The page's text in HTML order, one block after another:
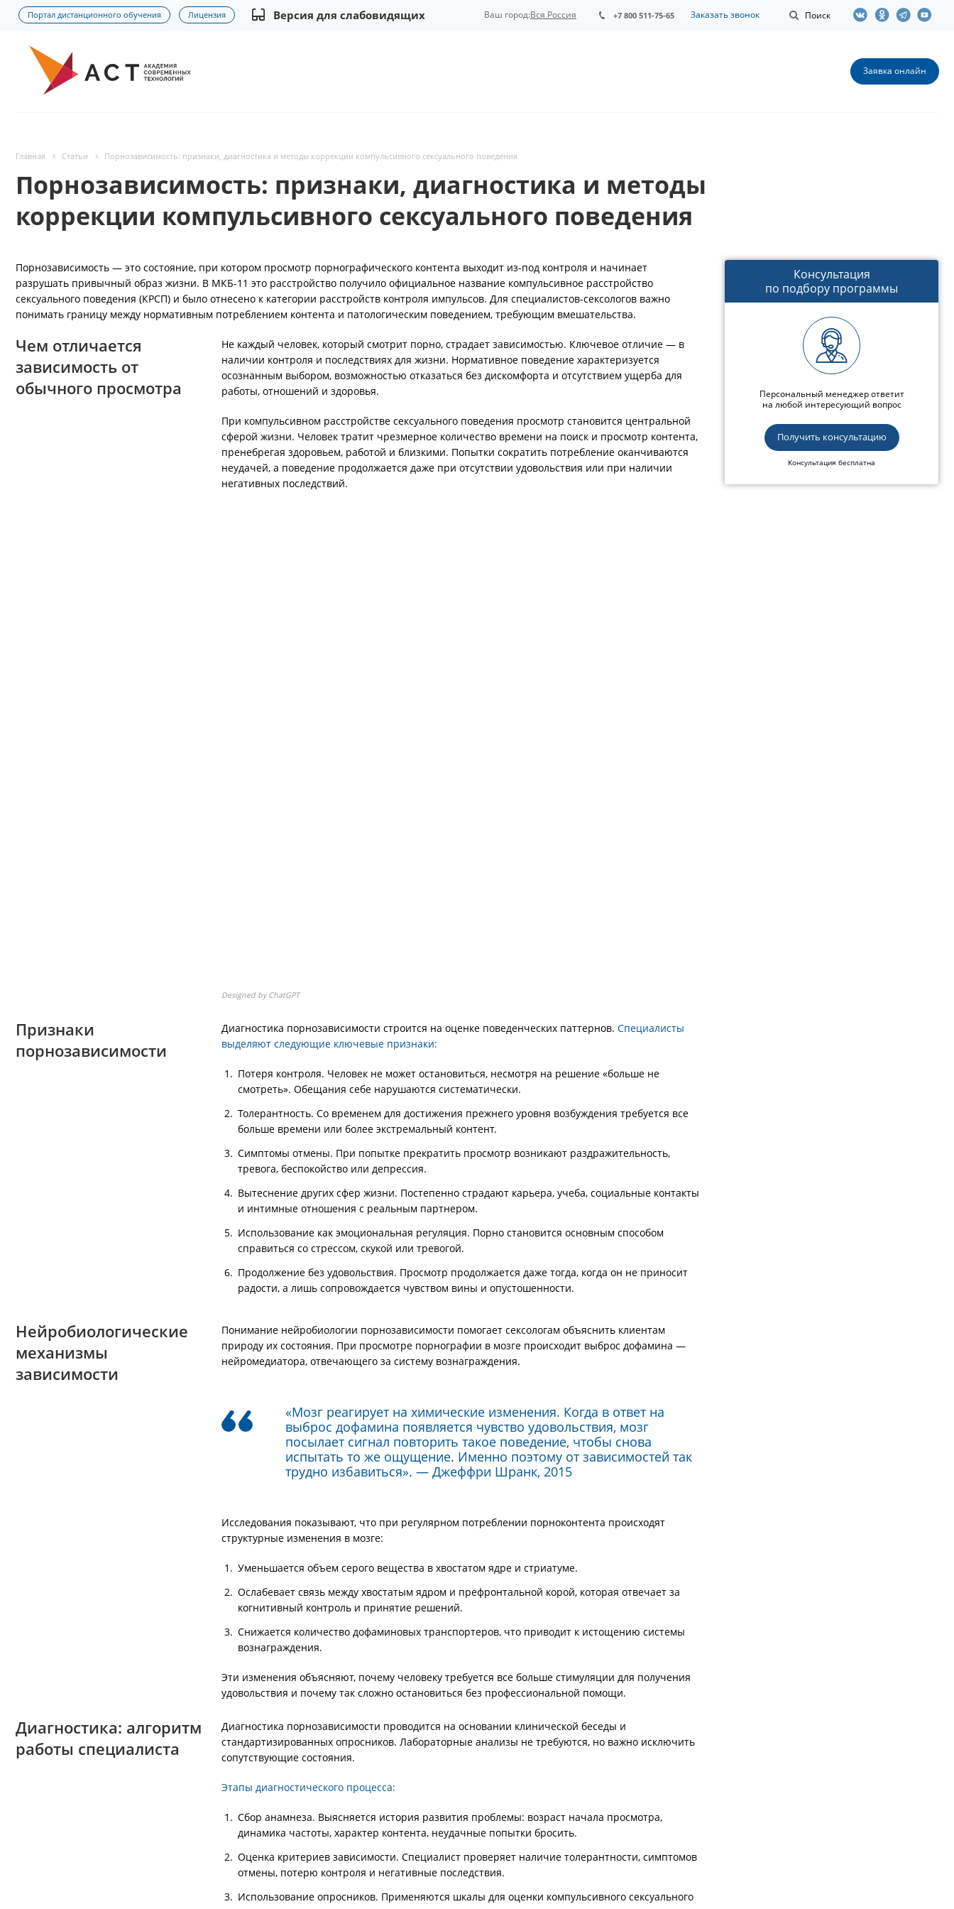
Портал дистанционного обучения Лицензия Версия для слабовидящих Поиск
+7 800 511-75-65 Заказать звонок
Ваш город:Вся Россия
Заявка онлайн
Главная Статьи Порнозависимость: признаки, диагностика и методы коррекции компульсивного сексуального поведения
Порнозависимость: признаки, диагностика и методы
коррекции компульсивного сексуального поведения
Порнозависимость — это состояние, при котором просмотр порнографического контента выходит из-под контроля и начинает
разрушать привычный образ жизни. В МКБ-11 это расстройство получило официальное название компульсивное расстройство
сексуального поведения (КРСП) и было отнесено к категории расстройств контроля импульсов. Для специалистов-сексологов важно
понимать границу между нормативным потреблением контента и патологическим поведением, требующим вмешательства.
Чем отличается
зависимость от
обычного просмотра
Не каждый человек, который смотрит порно, страдает зависимостью. Ключевое отличие — в
наличии контроля и последствиях для жизни. Нормативное поведение характеризуется
осознанным выбором, возможностью отказаться без дискомфорта и отсутствием ущерба для
работы, отношений и здоровья.
При компульсивном расстройстве сексуального поведения просмотр становится центральной
сферой жизни. Человек тратит чрезмерное количество времени на поиск и просмотр контента,
пренебрегая здоровьем, работой и близкими. Попытки сократить потребление оканчиваются
неудачей, а поведение продолжается даже при отсутствии удовольствия или при наличии
негативных последствий.
Designed by ChatGPT
Признаки
порнозависимости
Диагностика порнозависимости строится на оценке поведенческих паттернов. Специалисты
выделяют следующие ключевые признаки:
Потеря контроля. Человек не может остановиться, несмотря на решение «больше не
смотреть». Обещания себе нарушаются систематически.
Толерантность. Со временем для достижения прежнего уровня возбуждения требуется все
больше времени или более экстремальный контент.
Симптомы отмены. При попытке прекратить просмотр возникают раздражительность,
тревога, беспокойство или депрессия.
Вытеснение других сфер жизни. Постепенно страдают карьера, учеба, социальные контакты
и интимные отношения с реальным партнером.
Использование как эмоциональная регуляция. Порно становится основным способом
справиться со стрессом, скукой или тревогой.
Продолжение без удовольствия. Просмотр продолжается даже тогда, когда он не приносит
радости, а лишь сопровождается чувством вины и опустошенности.
Нейробиологические
механизмы
зависимости
Понимание нейробиологии порнозависимости помогает сексологам объяснить клиентам
природу их состояния. При просмотре порнографии в мозге происходит выброс дофамина —
нейромедиатора, отвечающего за систему вознаграждения.
«Мозг реагирует на химические изменения. Когда в ответ на
выброс дофамина появляется чувство удовольствия, мозг
посылает сигнал повторить такое поведение, чтобы снова
испытать то же ощущение. Именно поэтому от зависимостей так
трудно избавиться». — Джеффри Шранк, 2015
Исследования показывают, что при регулярном потреблении порноконтента происходят
структурные изменения в мозге:
Уменьшается объем серого вещества в хвостатом ядре и стриатуме.
Ослабевает связь между хвостатым ядром и префронтальной корой, которая отвечает за
когнитивный контроль и принятие решений.
Снижается количество дофаминовых транспортеров, что приводит к истощению системы
вознаграждения.
Эти изменения объясняют, почему человеку требуется все больше стимуляции для получения
удовольствия и почему так сложно остановиться без профессиональной помощи.
Диагностика: алгоритм
работы специалиста
Диагностика порнозависимости проводится на основании клинической беседы и
стандартизированных опросников. Лабораторные анализы не требуются, но важно исключить
сопутствующие состояния.
Этапы диагностического процесса:
Сбор анамнеза. Выясняется история развития проблемы: возраст начала просмотра,
динамика частоты, характер контента, неудачные попытки бросить.
Оценка критериев зависимости. Специалист проверяет наличие толерантности, симптомов
отмены, потерю контроля и негативные последствия.
Использование опросников. Применяются шкалы для оценки компульсивного сексуального
Консультация
по подбору программы
Персональный менеджер ответит
на любой интересующий вопрос
Получить консультацию
Консультация бесплатна